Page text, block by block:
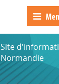
Site
Normandie